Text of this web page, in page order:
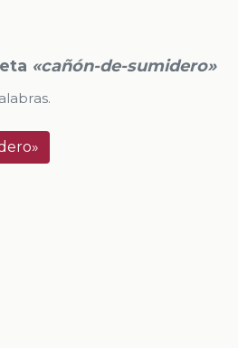
«cañón-de-sumidero»